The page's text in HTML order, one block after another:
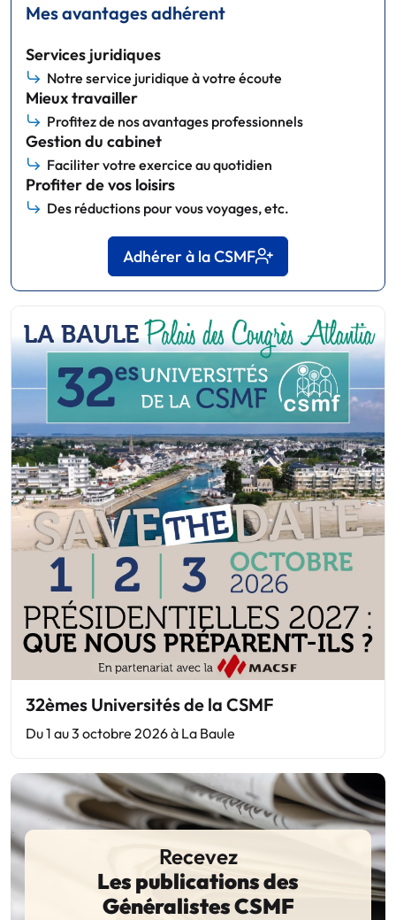
Mes avantages adhérent
Services juridiques
Notre service juridique à votre écoute
Mieux travailler
Profitez de nos avantages professionnels
Gestion du cabinet
Faciliter votre exercice au quotidien
Profiter de vos loisirs
Des réductions pour vous voyages, etc.
Adhérer à la CSMF
32èmes Universités de la CSMF
Du 1 au 3 octobre 2026 à La Baule
Recevez
Les publications des
Généralistes CSMF